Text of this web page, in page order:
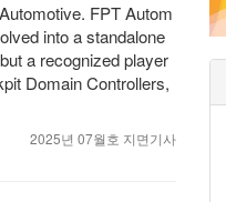
FPT Autom
into a standalone
a recognized player
Domain Controllers,
2025년 07월호 지면기사